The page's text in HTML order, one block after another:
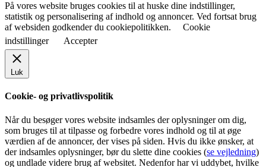
På vores website bruges cookies til at huske dine indstillinger,
statistik og personalisering af indhold og annoncer. Ved fortsat brug
af websiden godkender du cookiepolitikken.
Cookie
indstillinger
Accepter
Luk
Cookie- og privatlivspolitik
Når du besøger vores website indsamles der oplysninger om dig,
som bruges til at tilpasse og forbedre vores indhold og til at øge
værdien af de annoncer, der vises på siden. Hvis du ikke ønsker, at
der indsamles oplysninger, bør du slette dine cookies (se vejledning)
og undlade videre brug af websitet. Nedenfor har vi uddybet, hvilke